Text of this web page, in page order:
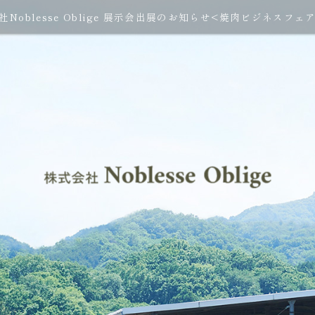
Noblesse Oblige 展示会出展のお知らせ<焼肉ビジネスフェ